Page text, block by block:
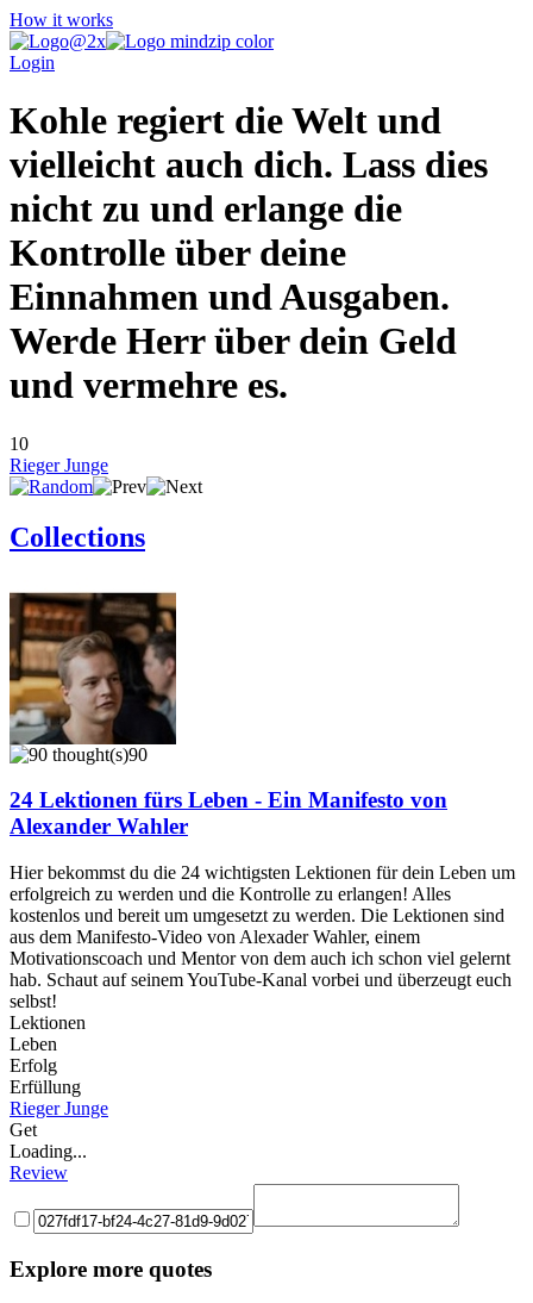
How it works
Login
Kohle regiert die Welt und
vielleicht auch dich. Lass dies
nicht zu und erlange die
Kontrolle über deine
Einnahmen und Ausgaben.
Werde Herr über dein Geld
und vermehre es.
10
Rieger Junge
Collections
90
24 Lektionen fürs Leben - Ein Manifesto von
Alexander Wahler
Hier bekommst du die 24 wichtigsten Lektionen für dein Leben um
erfolgreich zu werden und die Kontrolle zu erlangen! Alles
kostenlos und bereit um umgesetzt zu werden. Die Lektionen sind
aus dem Manifesto-Video von Alexader Wahler, einem
Motivationscoach und Mentor von dem auch ich schon viel gelernt
hab. Schaut auf seinem YouTube-Kanal vorbei und überzeugt euch
selbst!
Lektionen
Leben
Erfolg
Erfüllung
Rieger Junge
Get
Loading...
Review
Explore more quotes